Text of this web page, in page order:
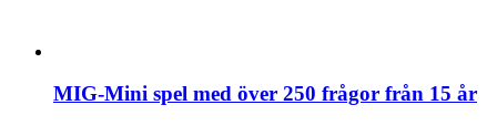
MIG-Mini spel med över 250 frågor från 15 år